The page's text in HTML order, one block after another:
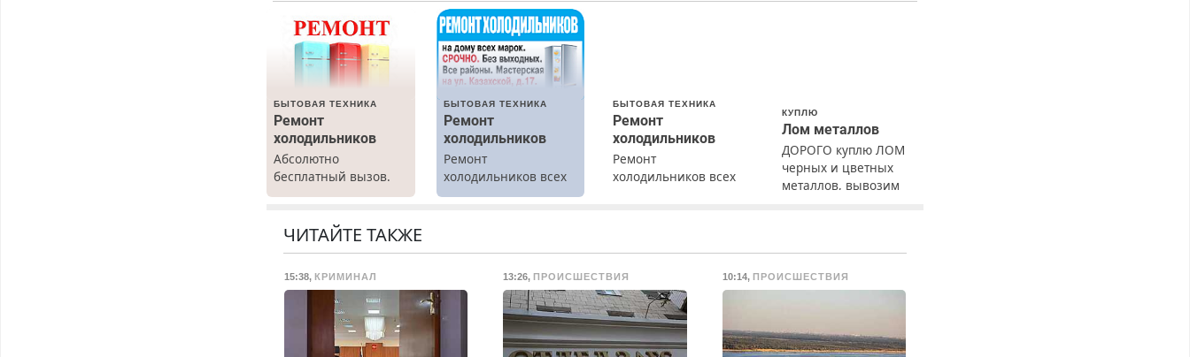
БЫТОВАЯ ТЕХНИКА
Ремонт
холодильников
Абсолютно
бесплатный вызов.
Ремонт
марок на дому, с
гарантией. Все р-ны.
выходных.
Пенсионерам –
скидки до 40%.
Мастер со стажем.
БЫТОВАЯ ТЕХНИКА
Ремонт
холодильников
Ремонт
холодильников всех
марок на дому.
БЫТОВАЯ ТЕХНИКА
Ремонт
холодильников
Ремонт
холодильников всех
районы. Скидка.
Вызов бесплатный.
КУПЛЮ
Лом металлов
ДОРОГО куплю ЛОМ
черных и цветных
металлов, вывозим
ЧИТАЙТЕ ТАКЖЕ
15:38, КРИМИНАЛ 13:26, ПРОИСШЕСТВИЯ 10:14, ПРОИСШЕСТВИЯ